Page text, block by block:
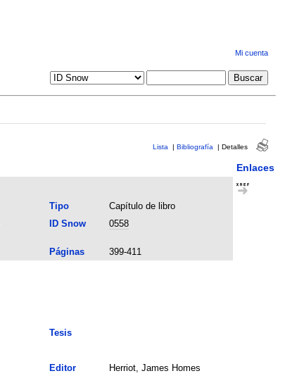
Mi cuenta
Lista | Bibliografía | Detalles
Enlaces
Tipo
Capítulo de libro
ID Snow 0558
Páginas
399-411
Tesis
Editor Herriot, James Homes